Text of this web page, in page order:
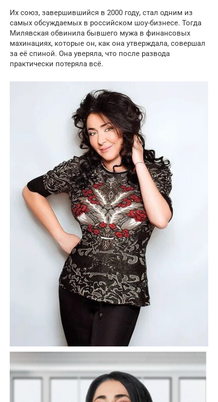
Их союз, завершившийся в 2000 году, стал одним из
самых обсуждаемых в российском шоу-бизнесе. Тогда
Милявская обвинила бывшего мужа в финансовых
махинациях, которые он, как она утверждала, совершал
за её спиной. Она уверяла, что после развода
практически потеряла всё.